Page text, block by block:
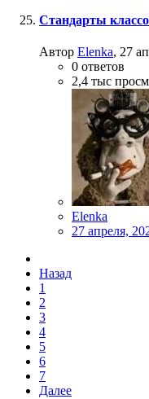
Стандарты
Автор Elenka, 27
0 ответов
2,4 тыс
Elenka
27 апреля,
Назад
1
2
3
4
5
6
7
Далее